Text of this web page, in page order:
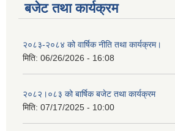
बजेट तथा कार्यक्रम
२०८३-२०८४ को वार्षिक नीति तथा कार्यक्रम।
मिति: 06/26/2026 - 16:08
२०८२।०८३ को बार्षिक बजेट तथा कार्यक्रम
मिति: 07/17/2025 - 10:00